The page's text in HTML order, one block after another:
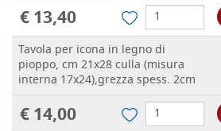
€ 13,40
Tavola per icona in legno di
pioppo, cm 21x28 culla (misura
interna 17x24),grezza spess. 2cm
€ 14,00